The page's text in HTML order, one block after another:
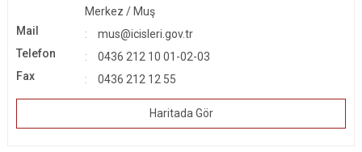
Merkez / Muş
Mail
mus@icisleri.gov.tr
Telefon
0436 212 10 01-02-03
Fax
0436 212 12 55
Haritada Gör